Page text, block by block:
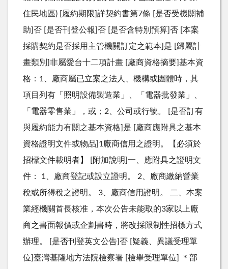
住民地區) [履約期限]詳契約書第7條 [是否受機關補
助]否 [是否刊登公報]否 [是否含特別預算]否 [本案
採購契約是否採用主管機關訂定之範本]是 [歸屬計
畫類別]非屬愛台十二項計畫 [廠商資格摘要]基本資
格：1、廠商屬已立案之法人、機構或團體時，其
項目列有「照明設備製造業」、「電器批發業」、
「電器零售業」，或；2、公司或行號。 [是否訂有
與履約能力有關之基本資格]是 [廠商應附具之基本
資格證明文件或物品]1廠商信用之證明。【必須於
招標文件載明者】 [附加說明]一、應附具之證明文
件： 1、廠商登記或設立證明。 2、廠商繳納營業
稅或所得稅之證明。 3、廠商信用證明。 二、本案
業經機關首長核准，本次公告未能取的3家以上廠
商之書面報價或企劃書時，將改採限制性招標方式
辦理。 [是否刊登英文公告]否 [疑義、異議受理單
位]臺灣基隆地方法院檢察署 [檢舉受理單位] ＊部